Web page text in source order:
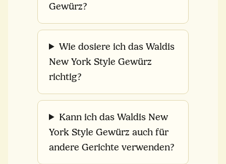
Gewürz?
Wie dosiere ich das Waldis
New York Style Gewürz
richtig?
Kann ich das Waldis New
York Style Gewürz auch für
andere Gerichte verwenden?